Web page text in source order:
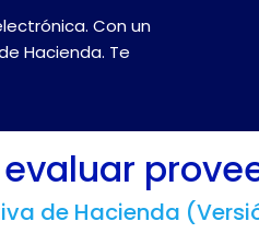
Con un
Hacienda. Te
de Hacienda